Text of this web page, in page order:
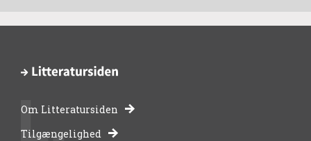
-
Om Litteratursiden
Tilgængelighed